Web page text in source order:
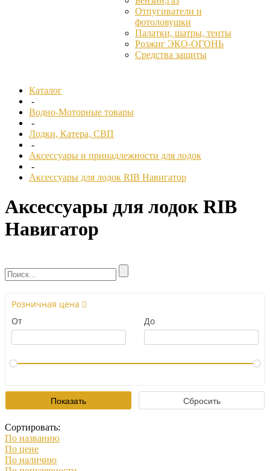
Отпугиватели и
фотоловушки
Палатки, шатры, тенты
Розжиг ЭКО-ОГОНЬ
Средства защиты
Каталог
-
Водно-Моторные товары
-
Лодки, Катера, СВП
-
Аксессуары и принадлежности для лодок
-
Аксессуары для лодок RIB Навигатор
Аксессуары для лодок RIB
Навигатор
Розничная цена
От
До
Сортировать:
По названию
По цене
По наличию